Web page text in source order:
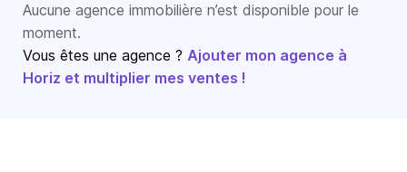
Aucune agence immobilière n’est disponible pour le
moment.
Vous êtes une agence ? Ajouter mon agence à
Horiz et multiplier mes ventes !